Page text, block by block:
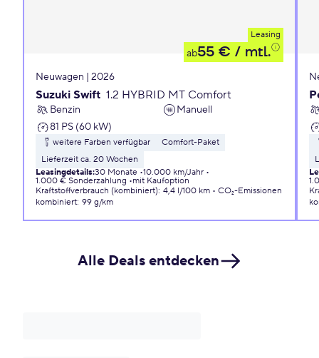
Leasing
ab55 € / mtl.
Neuwagen | 2026
Suzuki Swift 1.2 HYBRID MT Comfort
Benzin
Manuell
81 PS (60 kW)
weitere Farben verfügbar
Comfort-Paket
Lieferzeit ca. 20 Wochen
Leasingdetails:30 Monate 10.000 km/Jahr
1.000 € Sonderzahlung
mit Kaufoption
Kraftstoffverbrauch (kombiniert): 4,4 l/100 km
CO₂-Emissionen
kombiniert: 99 g/km
Alle Deals entdecken